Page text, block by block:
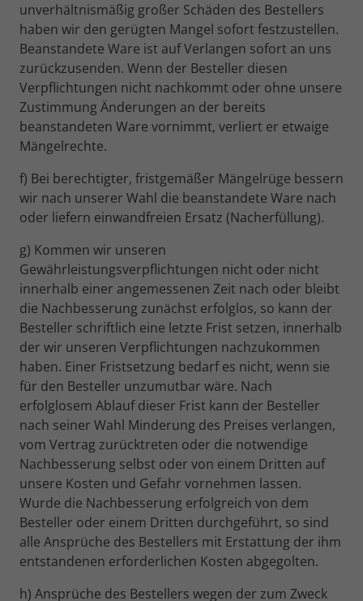
unverhältnismäßig großer Schäden des Bestellers
haben wir den gerügten Mangel sofort festzustellen.
Beanstandete Ware ist auf Verlangen sofort an uns
zurückzusenden. Wenn der Besteller diesen
Verpflichtungen nicht nachkommt oder ohne unsere
Zustimmung Änderungen an der bereits
beanstandeten Ware vornimmt, verliert er etwaige
Mängelrechte.
f) Bei berechtigter, fristgemäßer Mängelrüge bessern
wir nach unserer Wahl die beanstandete Ware nach
oder liefern einwandfreien Ersatz (Nacherfüllung).
g) Kommen wir unseren
Gewährleistungsverpflichtungen nicht oder nicht
innerhalb einer angemessenen Zeit nach oder bleibt
die Nachbesserung zunächst erfolglos, so kann der
Besteller schriftlich eine letzte Frist setzen, innerhalb
der wir unseren Verpflichtungen nachzukommen
haben. Einer Fristsetzung bedarf es nicht, wenn sie
für den Besteller unzumutbar wäre. Nach
erfolglosem Ablauf dieser Frist kann der Besteller
nach seiner Wahl Minderung des Preises verlangen,
vom Vertrag zurücktreten oder die notwendige
Nachbesserung selbst oder von einem Dritten auf
unsere Kosten und Gefahr vornehmen lassen.
Wurde die Nachbesserung erfolgreich von dem
Besteller oder einem Dritten durchgeführt, so sind
alle Ansprüche des Bestellers mit Erstattung der ihm
entstandenen erforderlichen Kosten abgegolten.
h) Ansprüche des Bestellers wegen der zum Zweck